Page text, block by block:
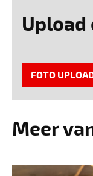
Upload
FOTO
Meer